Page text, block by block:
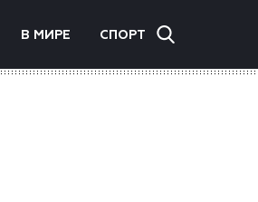
В МИРЕ СПОРТ